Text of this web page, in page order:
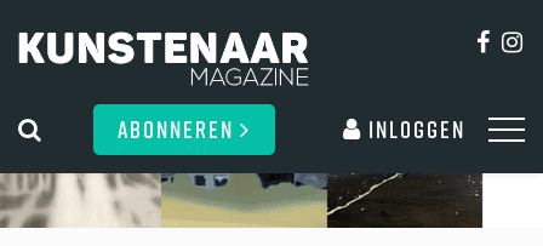
ABONNEREN Inloggen